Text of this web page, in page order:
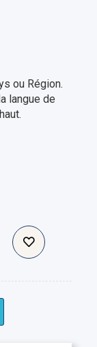
ou Région.
langue de